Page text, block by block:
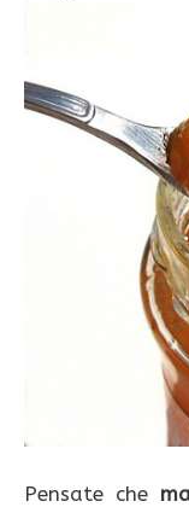
Pensate che